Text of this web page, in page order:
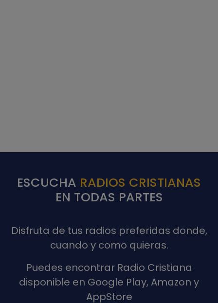
ESCUCHA RADIOS CRISTIANAS
EN TODAS PARTES
Disfruta de tus radios preferidas donde,
cuando y como quieras.
Puedes encontrar Radio Cristiana
disponible en Google Play, Amazon y
AppStore